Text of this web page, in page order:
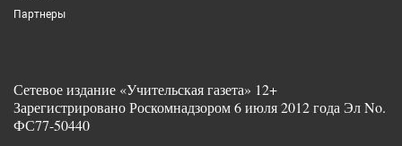
Партнеры
Сетевое издание «Учительская газета» 12+
Зарегистрировано Роскомнадзором 6 июля 2012 года Эл No.
ФС77-50440